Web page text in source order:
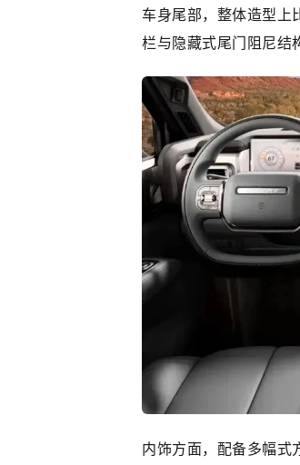
车身尾部，整体造型上
栏与隐藏式尾门阻尼结
内饰方面，配备多幅式